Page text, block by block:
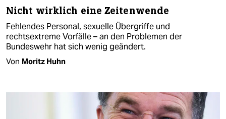
Nicht wirklich eine Zeitenwende
Fehlendes Personal, sexuelle Übergriffe und
rechtsextreme Vorfälle – an den Problemen der
Bundeswehr hat sich wenig geändert.
Von Moritz Huhn